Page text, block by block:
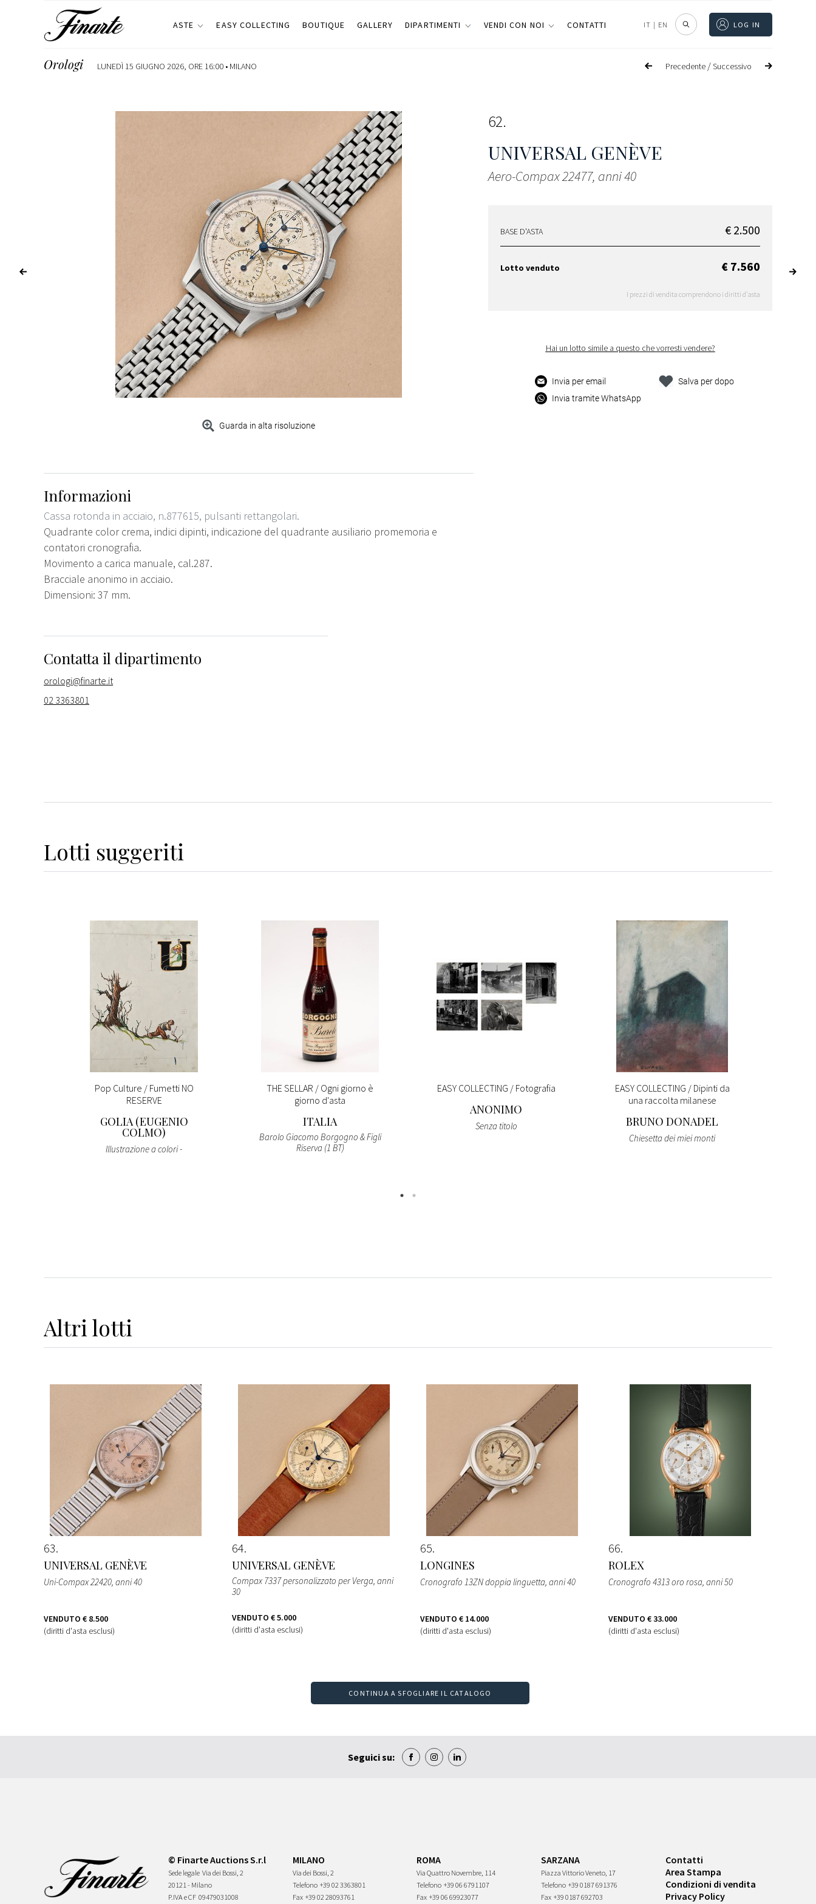
ASTE EASY COLLECTING BOUTIQUE GALLERY DIPARTIMENTI VENDI CON NOI CONTATTI IT | EN LOG IN
Precedente /Successivo
Orologi LUNEDÌ 15 GIUGNO 2026, ORE 16:00 • MILANO
Guarda in alta risoluzione
62
UNIVERSAL GENÈVE
Aero-Compax 22477, anni 40
BASE D'ASTA € 2.500
Lotto venduto € 7.560
I prezzi di vendita comprendono i diritti d'asta
Hai un lotto simile a questo che vorresti vendere?
Invia per email
Invia tramite WhatsApp
Salva per dopo
Informazioni
Cassa rotonda in acciaio, n.877615, pulsanti rettangolari.
Quadrante color crema, indici dipinti, indicazione del quadrante ausiliario promemoria e
contatori cronografia.
Movimento a carica manuale, cal.287.
Bracciale anonimo in acciaio.
Dimensioni: 37 mm.
Contatta il dipartimento
orologi@finarte.it
02 3363801
Lotti suggeriti
Pop Culture / Fumetti NO
RESERVE
GOLIA (EUGENIO
COLMO)
Illustrazione a colori -
THE SELLAR / Ogni giorno è
giorno d'asta
ITALIA
Barolo Giacomo Borgogno & Figli
Riserva (1 BT)
EASY COLLECTING / Fotografia
ANONIMO
Senza titolo
EASY COLLECTING / Dipinti da
una raccolta milanese
BRUNO DONADEL
Chiesetta dei miei monti
Altri lotti
63
UNIVERSAL GENÈVE
Uni-Compax 22420, anni 40
VENDUTO € 8.500
(diritti d'asta esclusi)
64
UNIVERSAL GENÈVE
Compax 7337 personalizzato per Verga, anni
30
VENDUTO € 5.000
(diritti d'asta esclusi)
65
LONGINES
Cronografo 13ZN doppia linguetta, anni 40
VENDUTO € 14.000
(diritti d'asta esclusi)
66
ROLEX
Cronografo 4313 oro rosa, anni 50
VENDUTO € 33.000
(diritti d'asta esclusi)
CONTINUA A SFOGLIARE IL CATALOGO
Seguici su:
© Finarte Auctions S.r.l
Sede legale Via dei Bossi, 2
20121 - Milano
P.IVA e CF 09479031008
MILANO
Via dei Bossi, 2
Telefono +39 02 3363801
Fax +39 02 28093761
ROMA
Via Quattro Novembre, 114
Telefono +39 06 6791107
Fax +39 06 69923077
SARZANA
Piazza Vittorio Veneto, 17
Telefono +39 0187 691376
Fax +39 0187 692703
Contatti
Area Stampa
Condizioni di vendita
Privacy Policy